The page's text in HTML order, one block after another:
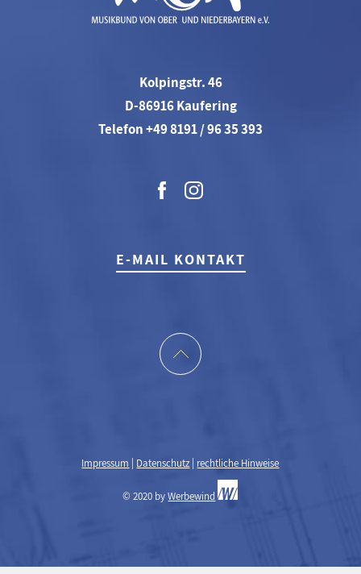
Kolpingstr. 46
D-86916 Kaufering
Telefon +49 8191 / 96 35 393
E-MAIL KONTAKT
Impressum Datenschutz rechtliche Hinweise
© 2020 byWerbewind